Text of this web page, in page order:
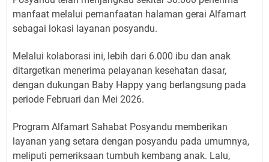
manfaat melalui pemanfaatan halaman gerai Alfamart
sebagai lokasi layanan posyandu.
Melalui kolaborasi ini, lebih dari 6.000 ibu dan anak
ditargetkan menerima pelayanan kesehatan dasar,
dengan dukungan Baby Happy yang berlangsung pada
periode Februari dan Mei 2026.
Program Alfamart Sahabat Posyandu memberikan
layanan yang setara dengan posyandu pada umumnya,
meliputi pemeriksaan tumbuh kembang anak. Lalu,